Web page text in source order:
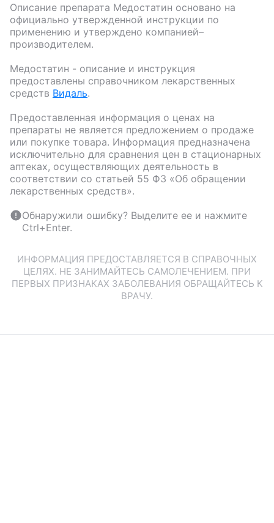
Описание препарата Медостатин основано на
официально утвержденной инструкции по
применению и утверждено компанией–
производителем.
Медостатин - описание и инструкция
предоставлены справочником лекарственных
средств Видаль.
Предоставленная информация о ценах на
препараты не является предложением о продаже
или покупке товара. Информация предназначена
исключительно для сравнения цен в стационарных
аптеках, осуществляющих деятельность в
соответствии со статьей 55 ФЗ «Об обращении
лекарственных средств».
Обнаружили ошибку? Выделите ее и нажмите
Ctrl+Enter.
ИНФОРМАЦИЯ ПРЕДОСТАВЛЯЕТСЯ В СПРАВОЧНЫХ
ЦЕЛЯХ. НЕ ЗАНИМАЙТЕСЬ САМОЛЕЧЕНИЕМ. ПРИ
ПЕРВЫХ ПРИЗНАКАХ ЗАБОЛЕВАНИЯ ОБРАЩАЙТЕСЬ К
ВРАЧУ.